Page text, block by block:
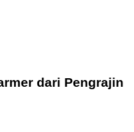
dari Pengrajin